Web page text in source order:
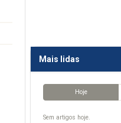
Mais lidas
Hoje
Sem artigos hoje.